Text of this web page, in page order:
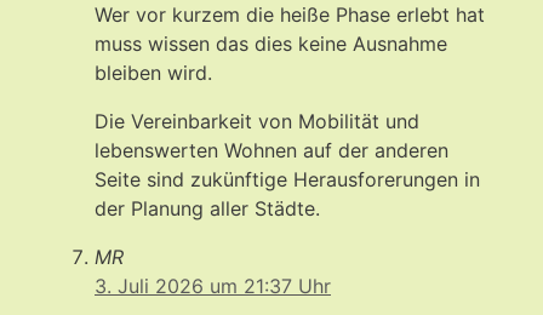
Wer vor kurzem die heiße Phase erlebt hat
muss wissen das dies keine Ausnahme
bleiben wird.
Die Vereinbarkeit von Mobilität und
lebenswerten Wohnen auf der anderen
Seite sind zukünftige Herausforerungen in
der Planung aller Städte.
MR
3. Juli 2026 um 21:37 Uhr